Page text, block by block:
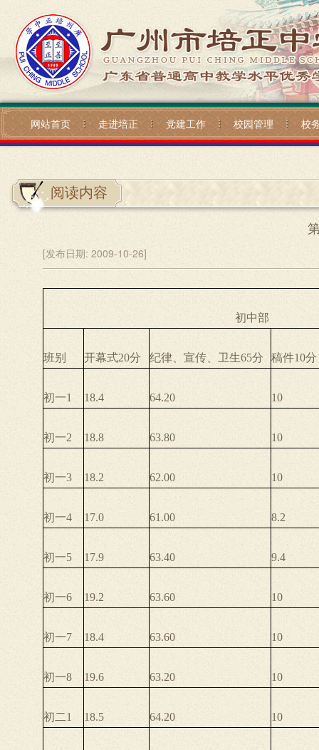
网站首页 走进培正 党建工作 校园管理 校
阅读内容
[发布日期: 2009-10-26]
初中部
班别 开幕式20分 纪律、宣传、卫生65分 稿件10分
初一1 18.4 64.20 10
初一2 18.8 63.80 10
初一3 18.2 62.00 10
初一4 17.0 61.00 8.2
初一5 17.9 63.40 9.4
初一6 19.2 63.60 10
初一7 18.4 63.60 10
初一8 19.6 63.20 10
初二1 18.5 64.20 10